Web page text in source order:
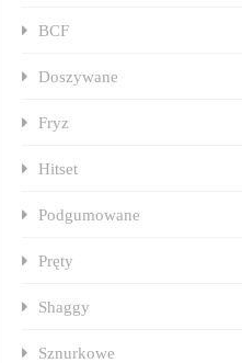
BCF
Doszywane
Fryz
Hitset
Podgumowane
Pręty
Shaggy
Sznurkowe